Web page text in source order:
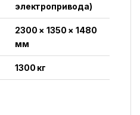
электропривода)
2300 × 1350 × 1480
мм
1300 кг